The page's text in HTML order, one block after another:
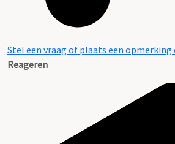
Stel een vraag of plaats een
Reageren